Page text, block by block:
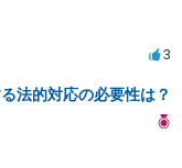
3
法的対応の必要性は？